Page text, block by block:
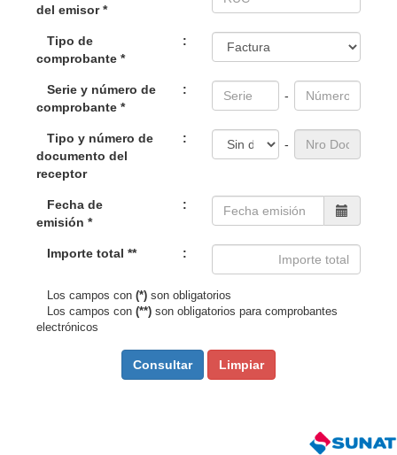
del emisor *
Tipo de
comprobante *
:
Serie y número de
comprobante *
: -
Tipo y número de
documento del
receptor
: -
Fecha de
emisión *
:
Importe total ** :
Los campos con (*) son obligatorios
Los campos con (**) son obligatorios para comprobantes
electrónicos
Consultar Limpiar